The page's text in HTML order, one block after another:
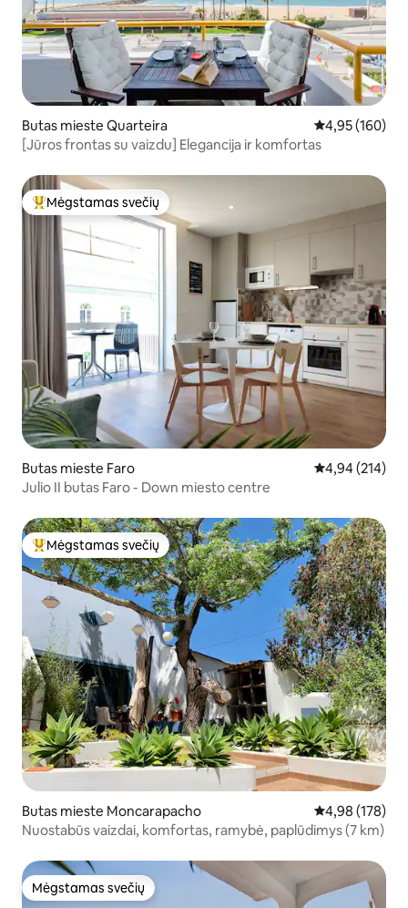
Butas mieste Quarteira Vidutinis
4,95 (160)
[Jūros frontas su vaizdu] Elegancija ir komfortas
Svečių mėgstamiausias
Mėgstamas svečių
Butas mieste Faro Vidutinis
4,94 (214)
Julio II butas Faro - Down miesto centre
Svečių mėgstamiausias
Mėgstamas svečių
Butas mieste Moncarapacho Vidutinis
4,98 (178)
Nuostabūs vaizdai, komfortas, ramybė, paplūdimys (7 km)
Mėgstamas svečių
Mėgstamas svečių